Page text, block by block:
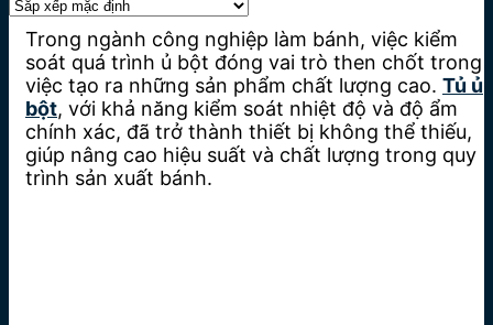
Trong ngành công nghiệp làm bánh, việc kiểm
soát quá trình ủ bột đóng vai trò then chốt trong
việc tạo ra những sản phẩm chất lượng cao. Tủ ủ
bột, với khả năng kiểm soát nhiệt độ và độ ẩm
chính xác, đã trở thành thiết bị không thể thiếu,
giúp nâng cao hiệu suất và chất lượng trong quy
trình sản xuất bánh.